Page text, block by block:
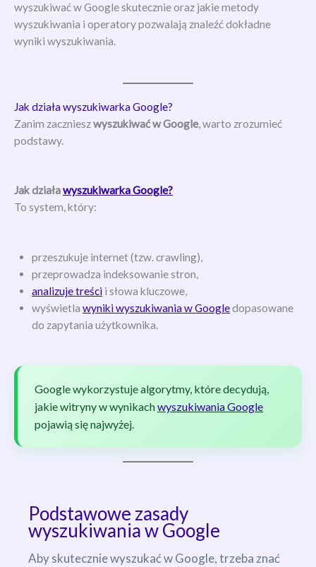
wyszukiwać w Google skutecznie oraz jakie metody
wyszukiwania i operatory pozwalają znaleźć dokładne
wyniki wyszukiwania.
Jak działa wyszukiwarka Google?
Zanim zacznieszwyszukiwać w Google, warto zrozumieć
podstawy.
Jak działawyszukiwarka Google?
To system, który:
przeszukuje internet (tzw. crawling),
przeprowadza indeksowanie stron,
analizuje treści i słowa kluczowe,
wyświetla wyniki wyszukiwania w Googledopasowane
do zapytania użytkownika.
Google wykorzystuje algorytmy, które decydują,
jakie witryny w wynikachwyszukiwania Google
pojawią się najwyżej.
Podstawowe zasady
wyszukiwania w Google
Aby skutecznie wyszukać w Google, trzeba znać